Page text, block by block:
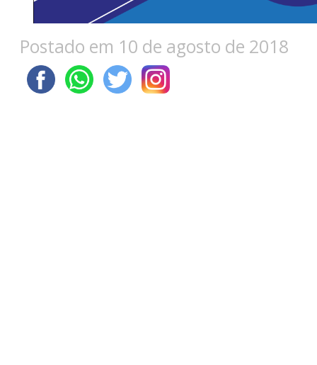
Postado em 10 de agosto de 2018